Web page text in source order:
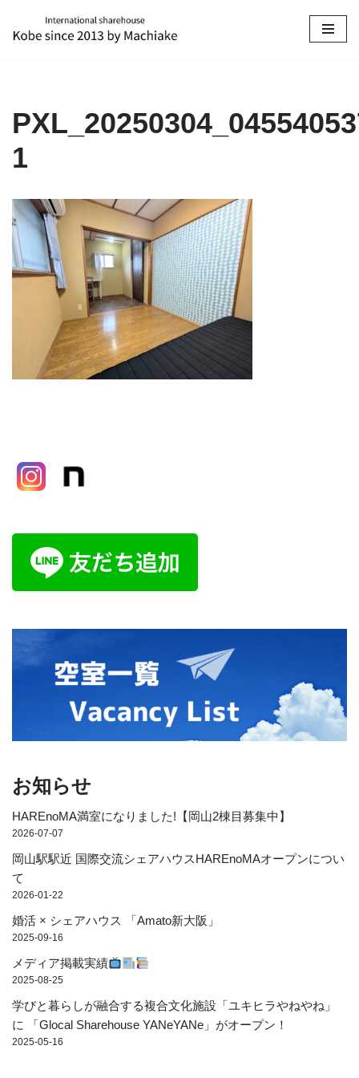
コ
ツ
ス
ッ
プ
1
お知らせ
HAREnoMA満室になりました!【岡山2棟目募集中】
2026-07-07
岡山駅駅近 国際交流シェアハウスHAREnoMAオープンについ
て
2026-01-22
婚活 × シェアハウス 「Amato新大阪」
2025-09-16
メディア掲載実績
2025-08-25
学びと暮らしが融合する複合文化施設「ユキヒラやねやね」
に 「Glocal Sharehouse YANeYANe」がオープン！
2025-05-16